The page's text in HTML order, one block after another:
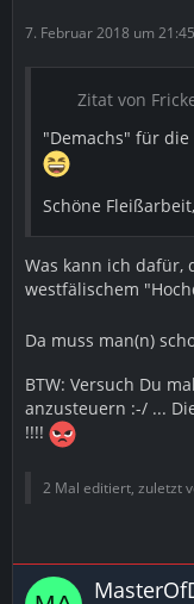
7. Februar 2018 um 21:45
Zitat von
"Demachs" für
Schöne
Was kann ich dafür,
westfälischem
Da muss man(n)
BTW: Versuch Du
anzusteuern :-/ ...
!!!!
2 Mal editiert, zuletzt